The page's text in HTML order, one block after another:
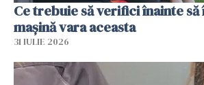
Ce trebuie să verifici înainte
mașină vara aceasta
31 IULIE 2026